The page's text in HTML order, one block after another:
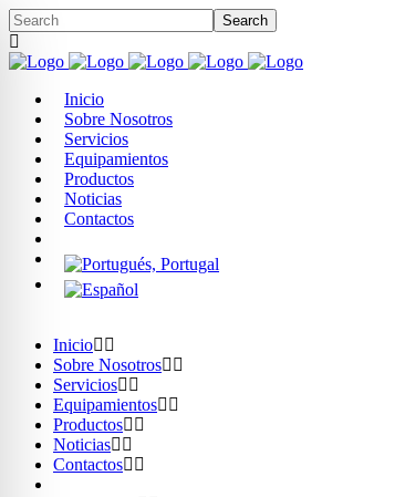
Inicio
Sobre Nosotros
Servicios
Equipamientos
Productos
Noticias
Contactos
Inicio
Sobre Nosotros
Servicios
Equipamientos
Productos
Noticias
Contactos